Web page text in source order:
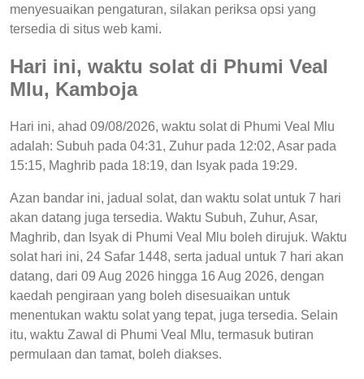
menyesuaikan pengaturan, silakan periksa opsi yang
tersedia di situs web kami.
Hari ini, waktu solat di Phumi Veal
Mlu, Kamboja
Hari ini, ahad 09/08/2026, waktu solat di Phumi Veal Mlu
adalah: Subuh pada 04:31, Zuhur pada 12:02, Asar pada
15:15, Maghrib pada 18:19, dan Isyak pada 19:29.
Azan bandar ini, jadual solat, dan waktu solat untuk 7 hari
akan datang juga tersedia. Waktu Subuh, Zuhur, Asar,
Maghrib, dan Isyak di Phumi Veal Mlu boleh dirujuk. Waktu
solat hari ini, 24 Safar 1448, serta jadual untuk 7 hari akan
datang, dari 09 Aug 2026 hingga 16 Aug 2026, dengan
kaedah pengiraan yang boleh disesuaikan untuk
menentukan waktu solat yang tepat, juga tersedia. Selain
itu, waktu Zawal di Phumi Veal Mlu, termasuk butiran
permulaan dan tamat, boleh diakses.